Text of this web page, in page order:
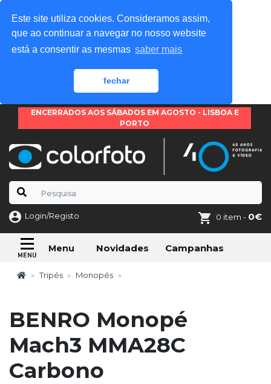
Este site utiliza cookies. Consideramos assim,
que ao continuar a navegar no nosso website
está a consentir as mesmas saber mais
fechar
ENCERRADOS AOS SÁBADOS EM AGOSTO - LISBOA E
PORTO
Login/Registo 0 item - 0€
Menu Novidades Campanhas
Tripés Monopés
BENRO Monopé
Mach3 MMA28C
Carbono